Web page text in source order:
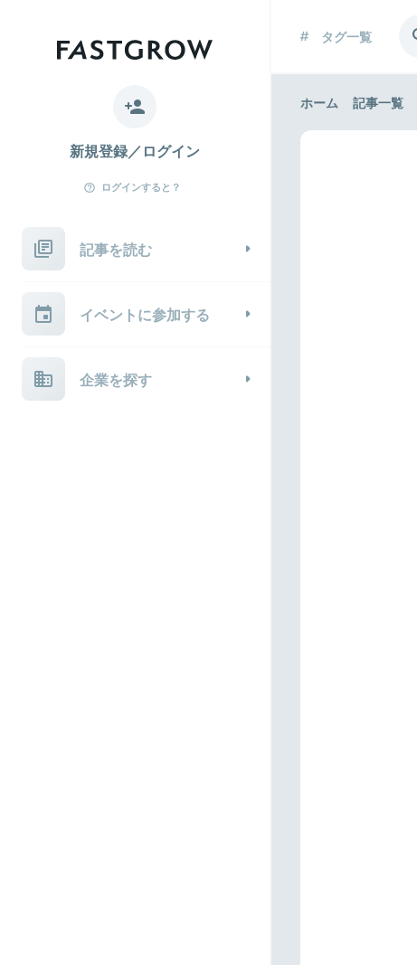
新規登録／ログイン
ログインすると？
記事を読む
イベントに参加する
企業を探す
タグ一覧
ホーム 記事一覧